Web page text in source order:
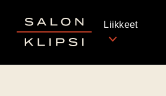
Salon Klipsi
Liikkeet